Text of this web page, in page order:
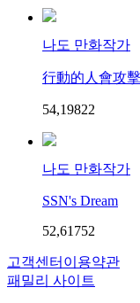
나도 만화작가
行動的人會攻
54,19822
나도 만화작가
SSN's Dream
52,61752
고객센터 이용약관
패밀리 사이트